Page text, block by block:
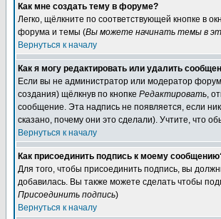
Как мне создать тему в форуме?
Легко, щёлкните по соответствующей кнопке в
форума и темы (Вы можете начинать темы в
Вернуться к началу
Как я могу редактировать или удалить
Если вы не администратор или модератор
создания) щёлкнув по кнопке Редактировать,
сообщение. Эта надпись не появляется, если
сказано, почему они это сделали). Учтите, что
Вернуться к началу
Как присоединить подпись к моему
Для того, чтобы присоединить подпись, вы
добавилась. Вы также можете сделать чтобы
Присоединить подпись)
Вернуться к началу